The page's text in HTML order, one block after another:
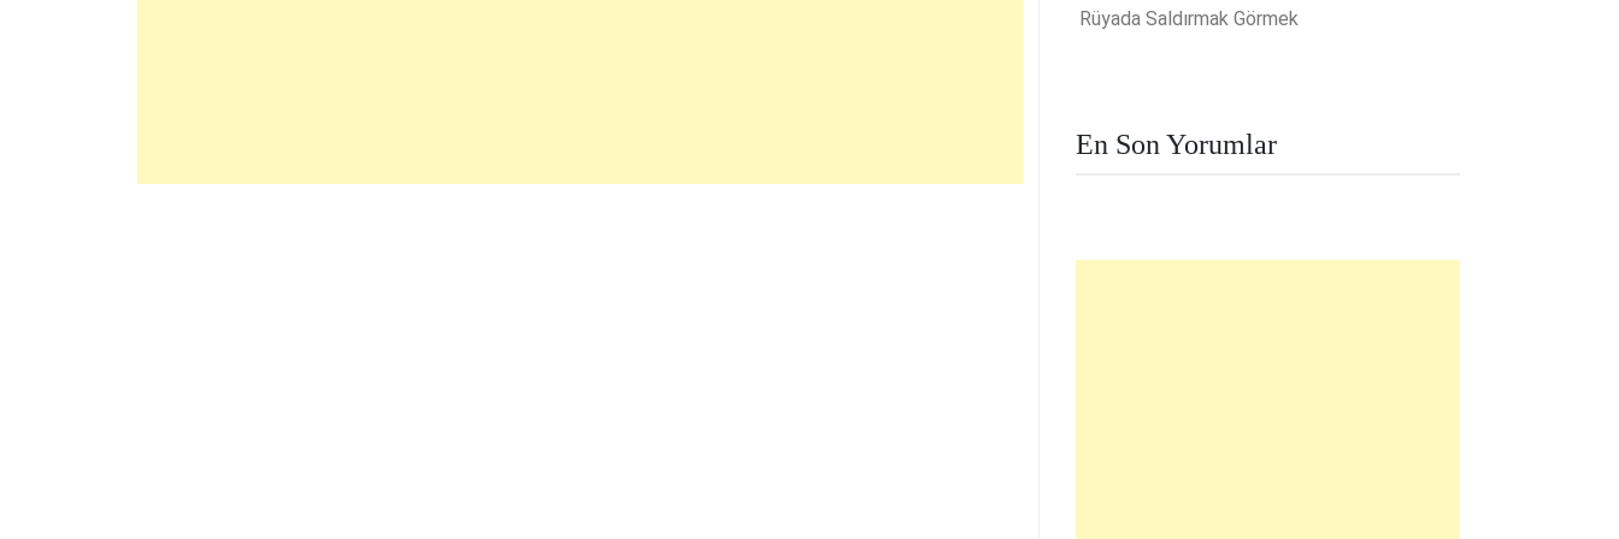
Rüyada Saldırmak Görmek
En Son Yorumlar